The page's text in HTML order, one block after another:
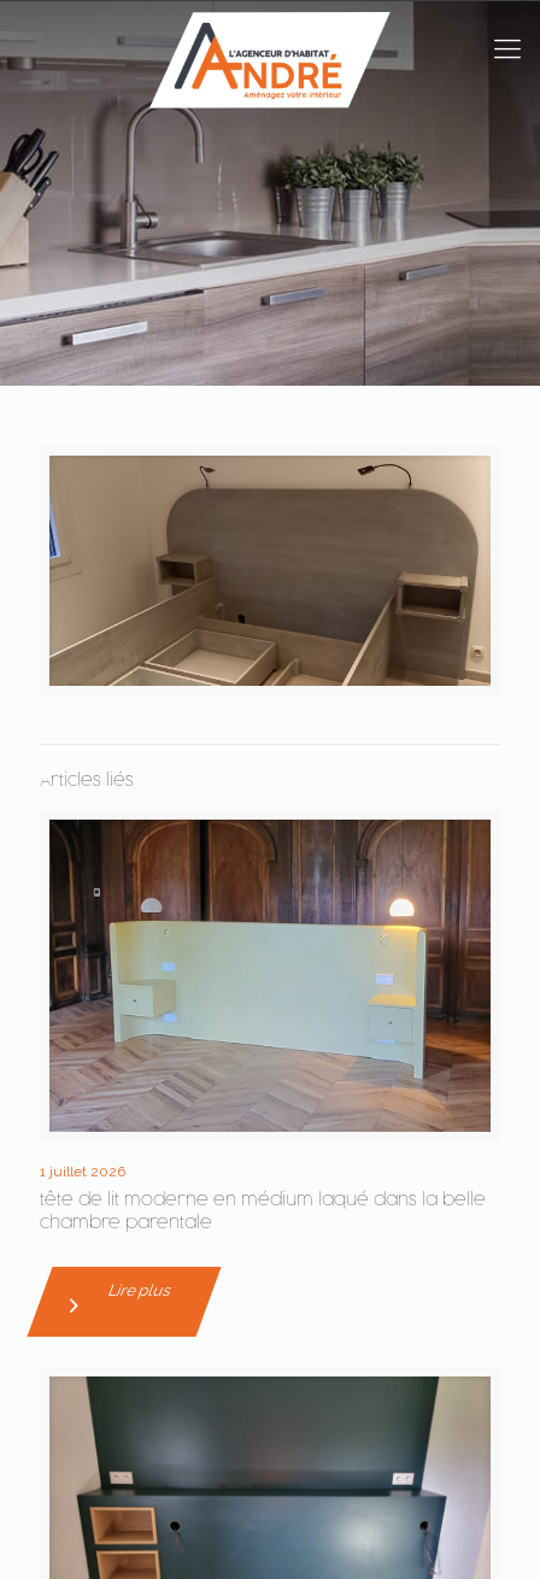
Articles liés
1 juillet 2026
tête de lit moderne en médium laqué dans la belle
chambre parentale
Lire plus